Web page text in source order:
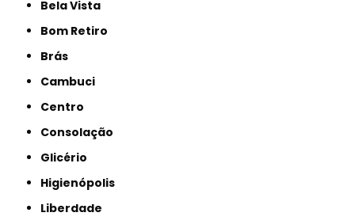
Bela Vista
Bom Retiro
Brás
Cambuci
Centro
Consolação
Glicério
Higienópolis
Liberdade